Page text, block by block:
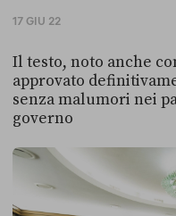
17 GIU 22
Il testo, noto anche
approvato
senza malumori nei
governo